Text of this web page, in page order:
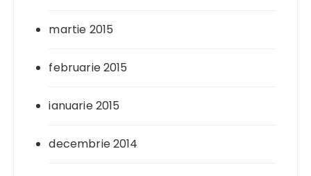
martie 2015
februarie 2015
ianuarie 2015
decembrie 2014